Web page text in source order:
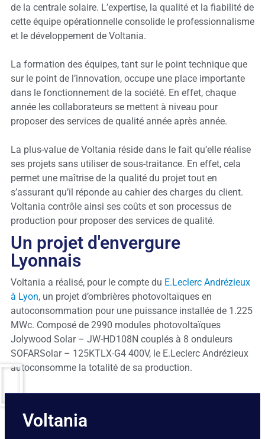
de la centrale solaire. L’expertise, la qualité et la fiabilité de
cette équipe opérationnelle consolide le professionnalisme
et le développement de Voltania.
La formation des équipes, tant sur le point technique que
sur le point de l’innovation, occupe une place importante
dans le fonctionnement de la société. En effet, chaque
année les collaborateurs se mettent à niveau pour
proposer des services de qualité année après année.
La plus-value de Voltania réside dans le fait qu’elle réalise
ses projets sans utiliser de sous-traitance. En effet, cela
permet une maîtrise de la qualité du projet tout en
s’assurant qu’il réponde au cahier des charges du client.
Voltania contrôle ainsi ses coûts et son processus de
production pour proposer des services de qualité.
Un projet d'envergure
Lyonnais
Voltania a réalisé, pour le compte du E.Leclerc Andrézieux
à Lyon, un projet d’ombrières photovoltaïques en
autoconsommation pour une puissance installée de 1.225
MWc. Composé de 2990 modules photovoltaïques
Jolywood Solar – JW-HD108N couplés à 8 onduleurs
SOFARSolar – 125KTLX-G4 400V, le E.Leclerc Andrézieux
autoconsomme la totalité de sa production.
Voltania